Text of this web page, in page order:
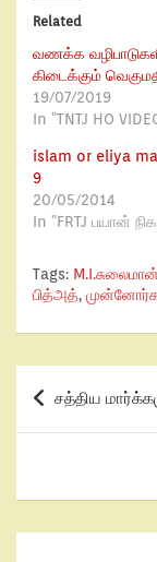
Related
வணக்க
கிடைக்கும்
19/07/2019
In "TNTJ HO
islam or eliya
9
20/05/2014
In "FRTJ பயான்
Tags: M.I.சுலைமான்
பித்அத்,
சத்திய